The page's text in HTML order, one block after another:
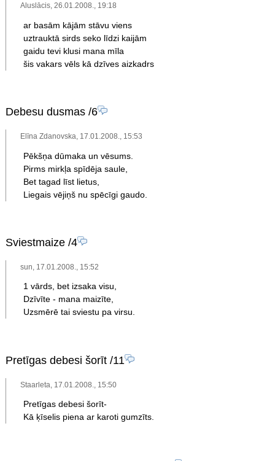
Aluslācis, 26.01.2008., 19:18
ar basām kājām stāvu viens
uztrauktā sirds seko līdzi kaijām
gaidu tevi klusi mana mīla
šis vakars vēls kā dzīves aizkadrs
Debesu dusmas/6
Elīna Zdanovska, 17.01.2008., 15:53
Pēkšņa dūmaka un vēsums.
Pirms mirkļa spīdēja saule,
Bet tagad līst lietus,
Liegais vējiņš nu spēcīgi gaudo.
Sviestmaize/4
sun, 17.01.2008., 15:52
1 vārds, bet izsaka visu,
Dzīvīte - mana maizīte,
Uzsmērē tai sviestu pa virsu.
Pretīgas debesi šorīt/11
Staarleta, 17.01.2008., 15:50
Pretīgas debesi šorīt-
Kā ķīselis piena ar karoti gumzīts.